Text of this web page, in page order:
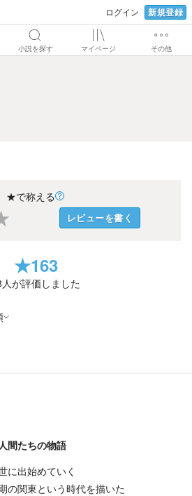
ログイン 新規登録
小説を探す マイページ その他
★で称える
レビューを書く
★163
人が評価しました
間たちの物語
に出始めていく
の関東という時代を描いた